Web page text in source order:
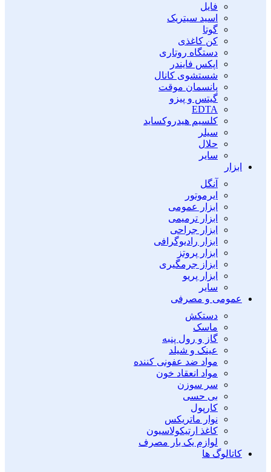
فایل
اسید سیتریک
گوتا
کن کاغذی
دستگاه روتاری
اپکس فایندر
شستشوی کانال
پانسمان موقت
گیتس و پیزو
EDTA
کلسیم هیدروکساید
سیلر
حلال
سایر
ابزار
آنگل
ایرموتور
ابزار عمومی
ابزار ترمیمی
ابزار جراحی
ابزار رادیوگرافی
ابزار پروتز
ابزاز جرمگیری
ابزار پریو
سایر
عمومی و مصرفی
دستکش
ماسک
گاز و رول پنبه
عینک و شیلد
مواد ضد عفونی کننده
مواد انعقاد خون
سر سوزن
بی حسی
کارپول
نوار ماتریکس
کاغذ ارتیکولاسیون
لوازم یک بار مصرف
کاتالوگ ها